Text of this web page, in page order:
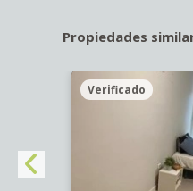
Propiedades
Verificado